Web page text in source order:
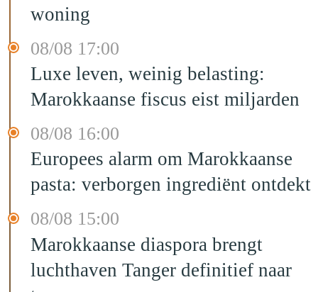
woning
08/08 17:00
Luxe leven, weinig belasting:
Marokkaanse fiscus eist miljarden
08/08 16:00
Europees alarm om Marokkaanse
pasta: verborgen ingrediënt ontdekt
08/08 15:00
Marokkaanse diaspora brengt
luchthaven Tanger definitief naar